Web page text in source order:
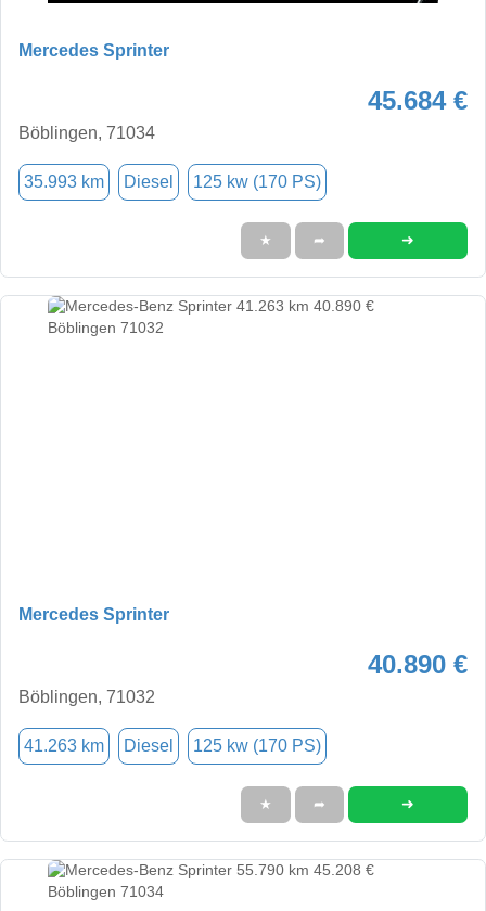
Mercedes Sprinter
45.684 €
Böblingen, 71034
35.993 km Diesel 125 kw (170 PS)
★ ➦ ➜
Mercedes Sprinter
40.890 €
Böblingen, 71032
41.263 km Diesel 125 kw (170 PS)
★ ➦ ➜